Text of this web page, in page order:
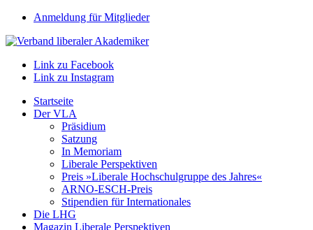
Anmeldung für Mitglieder
Link zu Facebook
Link zu Instagram
Startseite
Der VLA
Präsidium
Satzung
In Memoriam
Liberale Perspektiven
Preis »Liberale Hochschulgruppe des Jahres«
ARNO-ESCH-Preis
Stipendien für Internationales
Die LHG
Magazin Liberale Perspektiven